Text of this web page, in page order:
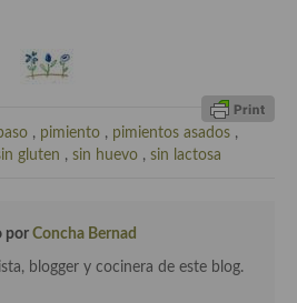
, pimiento , pimientos asados ,
gluten , sin huevo , sin lactosa
por Concha Bernad
blogger y cocinera de este blog.